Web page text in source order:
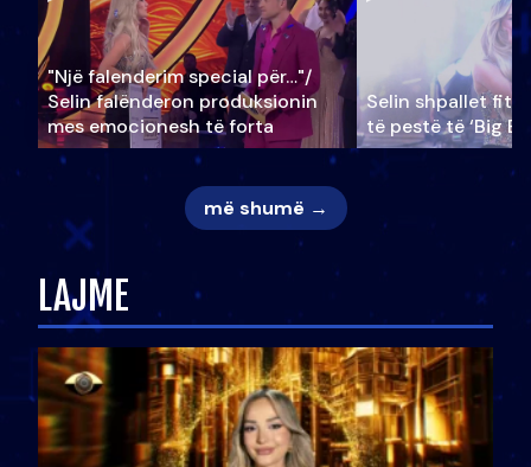
"Një falenderim special për…"/
Selin falënderon produksionin
mes emocionesh të forta
Selin shpallet
të pestë të ‘Big
më shumë →
LAJME